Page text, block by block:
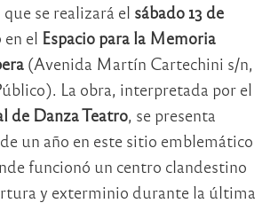
que se realizará el sábado 13 de
en el Espacio para la Memoria
(Avenida Martín Cartechini s/n,
La obra, interpretada por el
de Danza Teatro, se presenta
un año en este sitio emblemático
funcionó un centro clandestino
y exterminio durante la última